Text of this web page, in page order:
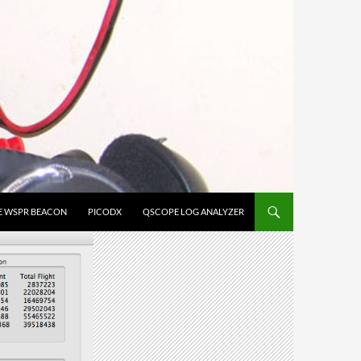
WSPR BEACON PICODX QSCOPE LOG ANALYZER